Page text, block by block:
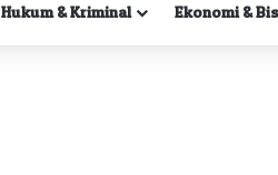
Hukum & Kriminal Ekonomi &